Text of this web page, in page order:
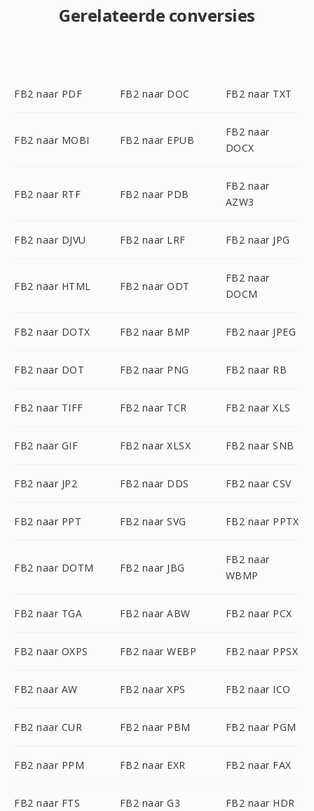
Gerelateerde conversies
FB2 naar PDF FB2 naar DOC FB2 naar TXT
FB2 naar MOBI FB2 naar EPUB
FB2 naar
DOCX
FB2 naar RTF FB2 naar PDB
FB2 naar
AZW3
FB2 naar DJVU FB2 naar LRF FB2 naar JPG
FB2 naar HTML FB2 naar ODT
FB2 naar
DOCM
FB2 naar DOTX FB2 naar BMP FB2 naar JPEG
FB2 naar DOT FB2 naar PNG FB2 naar RB
FB2 naar TIFF FB2 naar TCR FB2 naar XLS
FB2 naar GIF FB2 naar XLSX FB2 naar SNB
FB2 naar JP2 FB2 naar DDS FB2 naar CSV
FB2 naar PPT FB2 naar SVG FB2 naar PPTX
FB2 naar DOTM FB2 naar JBG
FB2 naar
WBMP
FB2 naar TGA FB2 naar ABW FB2 naar PCX
FB2 naar OXPS FB2 naar WEBP FB2 naar PPSX
FB2 naar AW FB2 naar XPS FB2 naar ICO
FB2 naar CUR FB2 naar PBM FB2 naar PGM
FB2 naar PPM FB2 naar EXR FB2 naar FAX
FB2 naar FTS FB2 naar G3 FB2 naar HDR